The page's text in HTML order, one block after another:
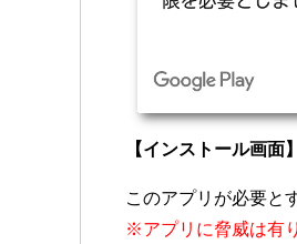
【インストール画面】
このアプリが必要と
※アプリに脅威は有